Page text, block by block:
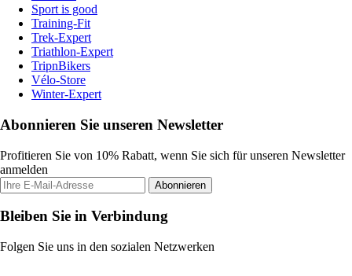
Sport is good
Training-Fit
Trek-Expert
Triathlon-Expert
TripnBikers
Vélo-Store
Winter-Expert
Abonnieren Sie unseren Newsletter
Profitieren Sie von 10% Rabatt, wenn Sie sich für unseren Newsletter
anmelden
Abonnieren
Bleiben Sie in Verbindung
Folgen Sie uns in den sozialen Netzwerken